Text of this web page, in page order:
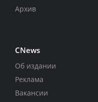
Архив
CNews
Об издании
Реклама
Вакансии